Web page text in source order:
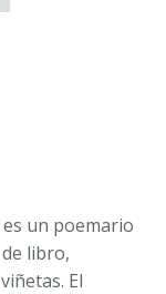
es un poemario
libro,
El